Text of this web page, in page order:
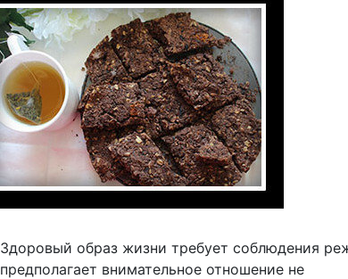
Здоровый образ жизни требует соблюдения
предполагает внимательное отношение не